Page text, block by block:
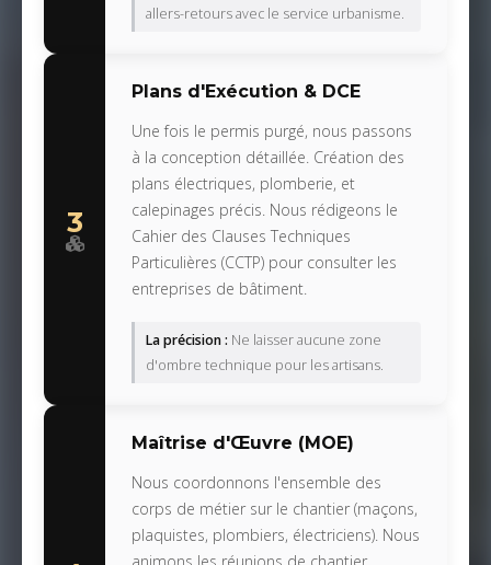
allers-retours avec le service urbanisme.
3
Plans d'Exécution & DCE
Une fois le permis purgé, nous passons
à la conception détaillée. Création des
plans électriques, plomberie, et
calepinages précis. Nous rédigeons le
Cahier des Clauses Techniques
Particulières (CCTP) pour consulter les
entreprises de bâtiment.
La précision : Ne laisser aucune zone
d'ombre technique pour les artisans.
Maîtrise d'Œuvre (MOE)
Nous coordonnons l'ensemble des
corps de métier sur le chantier (maçons,
plaquistes, plombiers, électriciens). Nous